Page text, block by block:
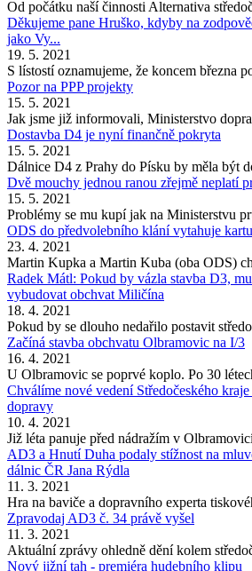
Od počátku naší činnosti Alternativa
Děkujeme pane Hruško, kdyby na
jako Vy...
19. 5. 2021
S lístostí oznamujeme, že koncem března
Pozor na PPP projekty
15. 5. 2021
Jak jsme již informovali, Ministerstvo
Dostavba D4 je nyní finančně pokryta
15. 5. 2021
Dálnice D4 z Prahy do Písku by měla být
Dvě mouchy jednou ranou zřejmě neplatí
15. 5. 2021
Problémy se mu kupí jak na Ministerstvu
ODS do předvolebního klání vytahuje
23. 4. 2021
Martin Kupka a Martin Kuba (oba ODS)
Radek Mátl: Pokud by vázla stavba D3,
vybudovat obchvat Miličína
18. 4. 2021
Pokud by se dlouho nedařilo postavit
Začíná stavba obchvatu Olbramovic na I/3
16. 4. 2021
U Olbramovic se poprvé koplo. Po 30
Chválíme nové vedení Středočeského
dopravy
10. 4. 2021
Již léta panuje před nádražím v
AD3 a Hnutí Duha podaly stížnost na
dálnic ČR Jana Rýdla
11. 3. 2021
Hra na baviče a dopravního experta
Zpravodaj AD3 č. 34 právě vyšel
11. 3. 2021
Aktuální zprávy ohledně dění kolem
Nový jižní tah - premiéra hudebního klipu